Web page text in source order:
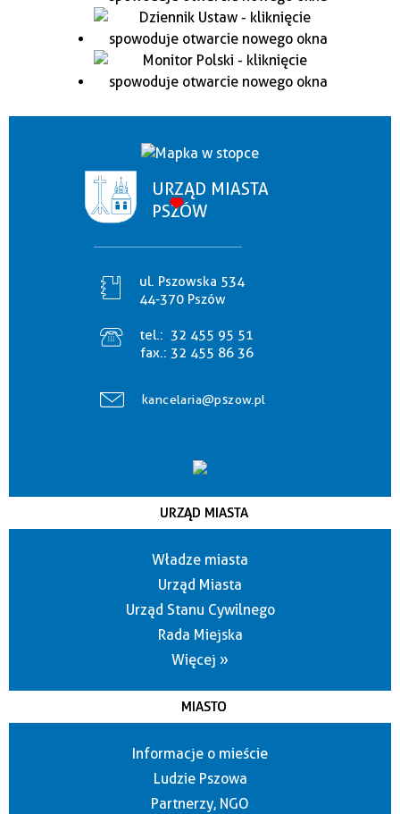
URZĄD MIASTA
PSZÓW
ul. Pszowska 534
44-370 Pszów
tel.: 32 455 95 51
fax.: 32 455 86 36
kancelaria@pszow.pl
URZĄD MIASTA
Władze miasta
Urząd Miasta
Urząd Stanu Cywilnego
Rada Miejska
Więcej »
MIASTO
Informacje o mieście
Ludzie Pszowa
Partnerzy, NGO